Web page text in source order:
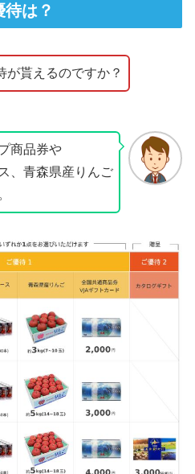
は？
が貰えるのですか？
商品券や
、青森県産りんご